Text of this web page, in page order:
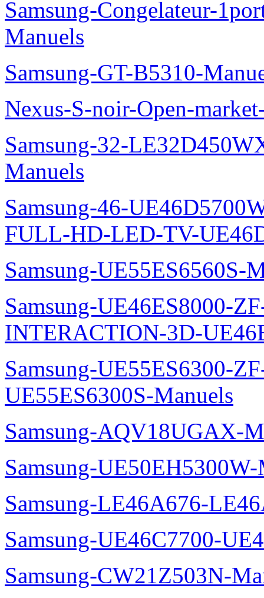
Samsung-Congelateur-
Manuels
Samsung-GT-B5310-
Nexus-S-noir-Open-
Samsung-32-
Manuels
Samsung-46-
FULL-HD-LED-TV-
Samsung-UE55ES6560S-
Samsung-UE46ES8000-
INTERACTION-3D-
Samsung-UE55ES6300-
UE55ES6300S-Manuels
Samsung-AQV18UGAX-
Samsung-UE50EH5300W-
Samsung-LE46A676-
Samsung-UE46C7700-
Samsung-CW21Z503N-